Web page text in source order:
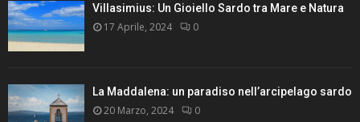
Villasimius: Un Gioiello Sardo tra Mare e Natura
17 Aprile, 2024 0
La Maddalena: un paradiso nell’arcipelago sardo
20 Marzo, 2024 0